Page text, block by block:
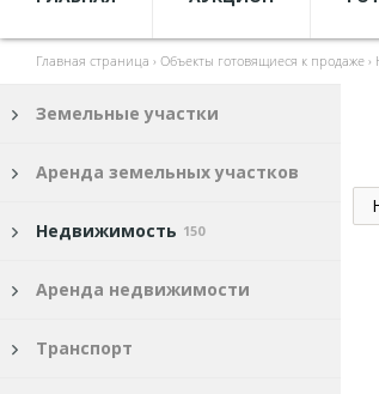
Главная страница › Объекты готовящиеся к продаже ›
Земельные участки
Аренда земельных участков
Недвижимость 150
Аренда недвижимости
Транспорт